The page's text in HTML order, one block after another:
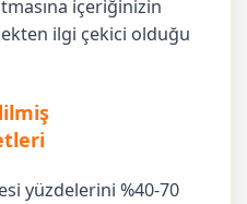
içeriğinizin
ilgi çekici olduğu
yüzdelerini %40-70